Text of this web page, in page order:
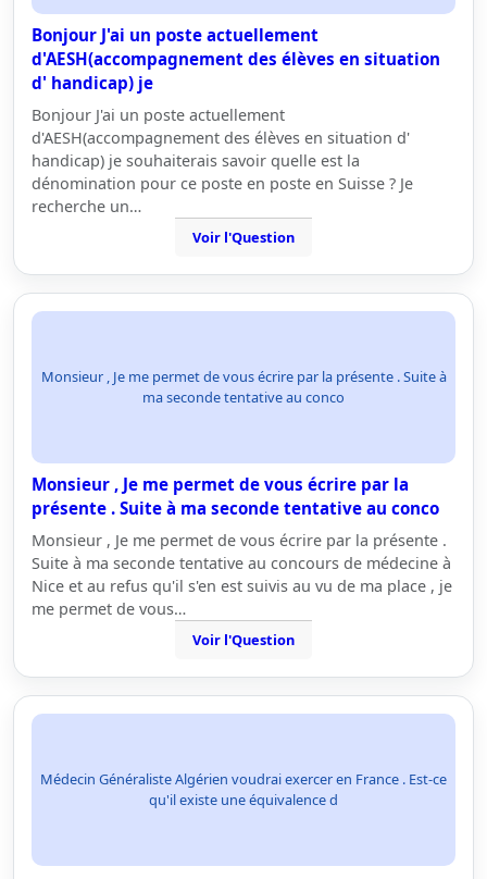
Bonjour J'ai un poste actuellement
d'AESH(accompagnement des élèves en situation
d' handicap) je
Bonjour J'ai un poste actuellement
d'AESH(accompagnement des élèves en situation d'
handicap) je souhaiterais savoir quelle est la
dénomination pour ce poste en poste en Suisse ? Je
recherche un…
Voir l'Question
Monsieur , Je me permet de vous écrire par la présente . Suite à
ma seconde tentative au conco
Monsieur , Je me permet de vous écrire par la
présente . Suite à ma seconde tentative au conco
Monsieur , Je me permet de vous écrire par la présente .
Suite à ma seconde tentative au concours de médecine à
Nice et au refus qu'il s'en est suivis au vu de ma place , je
me permet de vous…
Voir l'Question
Médecin Généraliste Algérien voudrai exercer en France . Est-ce
qu'il existe une équivalence d